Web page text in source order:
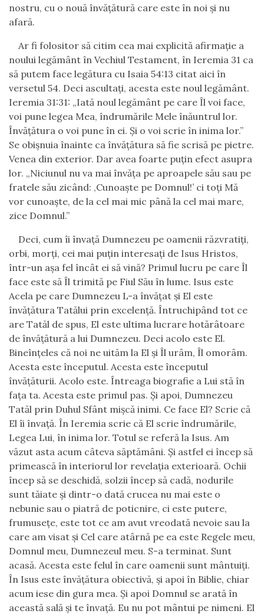
nostru, cu o nouă învăţătură care este în noi şi nu
afară.
Ar fi folositor să citim cea mai explicită afirmaţie a
noului legământ în Vechiul Testament, în Ieremia 31 ca
să putem face legătura cu Isaia 54:13 citat aici în
versetul 54. Deci ascultaţi, acesta este noul legământ.
Ieremia 31:31: „Iată noul legământ pe care Îl voi face,
voi pune legea Mea, îndrumările Mele înăuntrul lor.
Învăţătura o voi pune în ei. Şi o voi scrie în inima lor.”
Se obişnuia înainte ca învăţătura să fie scrisă pe pietre.
Venea din exterior. Dar avea foarte puţin efect asupra
lor. „Niciunul nu va mai învăţa pe aproapele său sau pe
fratele său zicând: ‚Cunoaşte pe Domnul!’ ci toţi Mă
vor cunoaşte, de la cel mai mic până la cel mai mare,
zice Domnul.”
Deci, cum îi învaţă Dumnezeu pe oamenii răzvratiţi,
orbi, morţi, cei mai puţin interesaţi de Isus Hristos,
într-un aşa fel încât ei să vină? Primul lucru pe care Îl
face este să Îl trimită pe Fiul Său în lume. Isus este
Acela pe care Dumnezeu L-a învăţat şi El este
învăţătura Tatălui prin excelenţă. Întruchipând tot ce
are Tatăl de spus, El este ultima lucrare hotărâtoare
de învăţătură a lui Dumnezeu. Deci acolo este El.
Bineînţeles că noi ne uităm la El şi Îl urâm, Îl omorâm.
Acesta este începutul. Acesta este începutul
învăţăturii. Acolo este. Întreaga biografie a Lui stă în
faţa ta. Acesta este primul pas. Şi apoi, Dumnezeu
Tatăl prin Duhul Sfânt mişcă inimi. Ce face El? Scrie că
El îi învaţă. În Ieremia scrie că El scrie îndrumările,
Legea Lui, în inima lor. Totul se referă la Isus. Am
văzut asta acum câteva săptămâni. Şi astfel ei încep să
primească în interiorul lor revelaţia exterioară. Ochii
încep să se deschidă, solzii încep să cadă, nodurile
sunt tăiate şi dintr-o dată crucea nu mai este o
nebunie sau o piatră de poticnire, ci este putere,
frumuseţe, este tot ce am avut vreodată nevoie sau la
care am visat şi Cel care atârnă pe ea este Regele meu,
Domnul meu, Dumnezeul meu. S-a terminat. Sunt
acasă. Acesta este felul în care oamenii sunt mântuiţi.
În Isus este învăţătura obiectivă, şi apoi în Biblie, chiar
acum iese din gura mea. Şi apoi Domnul se arată în
această sală şi te învaţă. Eu nu pot mântui pe nimeni. El